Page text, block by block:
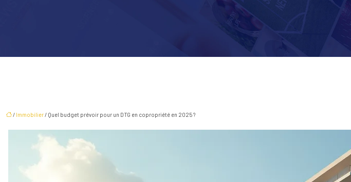
/ Immobilier/ Quel budget prévoir pour un DTG en copropriété en 2025 ?